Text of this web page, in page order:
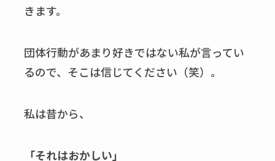
きます。
団体行動があまり好きではない私が言ってい
るので、そこは信じてください（笑）。
私は昔から、
「それはおかしい」